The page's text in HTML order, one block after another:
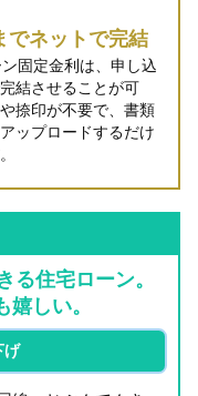
でネットで完結
固定金利は、申し込
結させることが可
捺印が不要で、書類
ップロードするだけ
る住宅ローン。
しい。
げ